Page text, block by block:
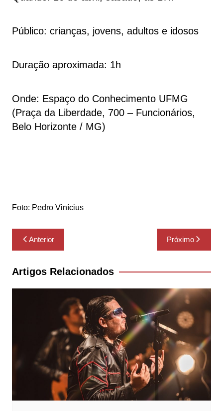
Público: crianças, jovens, adultos e idosos
Duração aproximada: 1h
Onde: Espaço do Conhecimento UFMG
(Praça da Liberdade, 700 – Funcionários,
Belo Horizonte / MG)
Foto: Pedro Vinícius
Navegação
de
Post
Anterior Próximo
Artigos Relacionados